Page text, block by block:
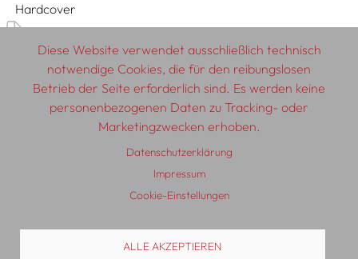
Hardcover
Bambini
© 2026 SCHLEBRÜGGE.EDITOR
Textautor:innen
Datenschutzerklärung
Auslieferung
Diese Website verwendet ausschließlich technisch
notwendige Cookies, die für den reibungslosen
Betrieb der Seite erforderlich sind. Es werden keine
personenbezogenen Daten zu Tracking- oder
Marketingzwecken erhoben.
Datenschutzerklärung
Impressum
Cookie-Einstellungen
ALLE AKZEPTIEREN